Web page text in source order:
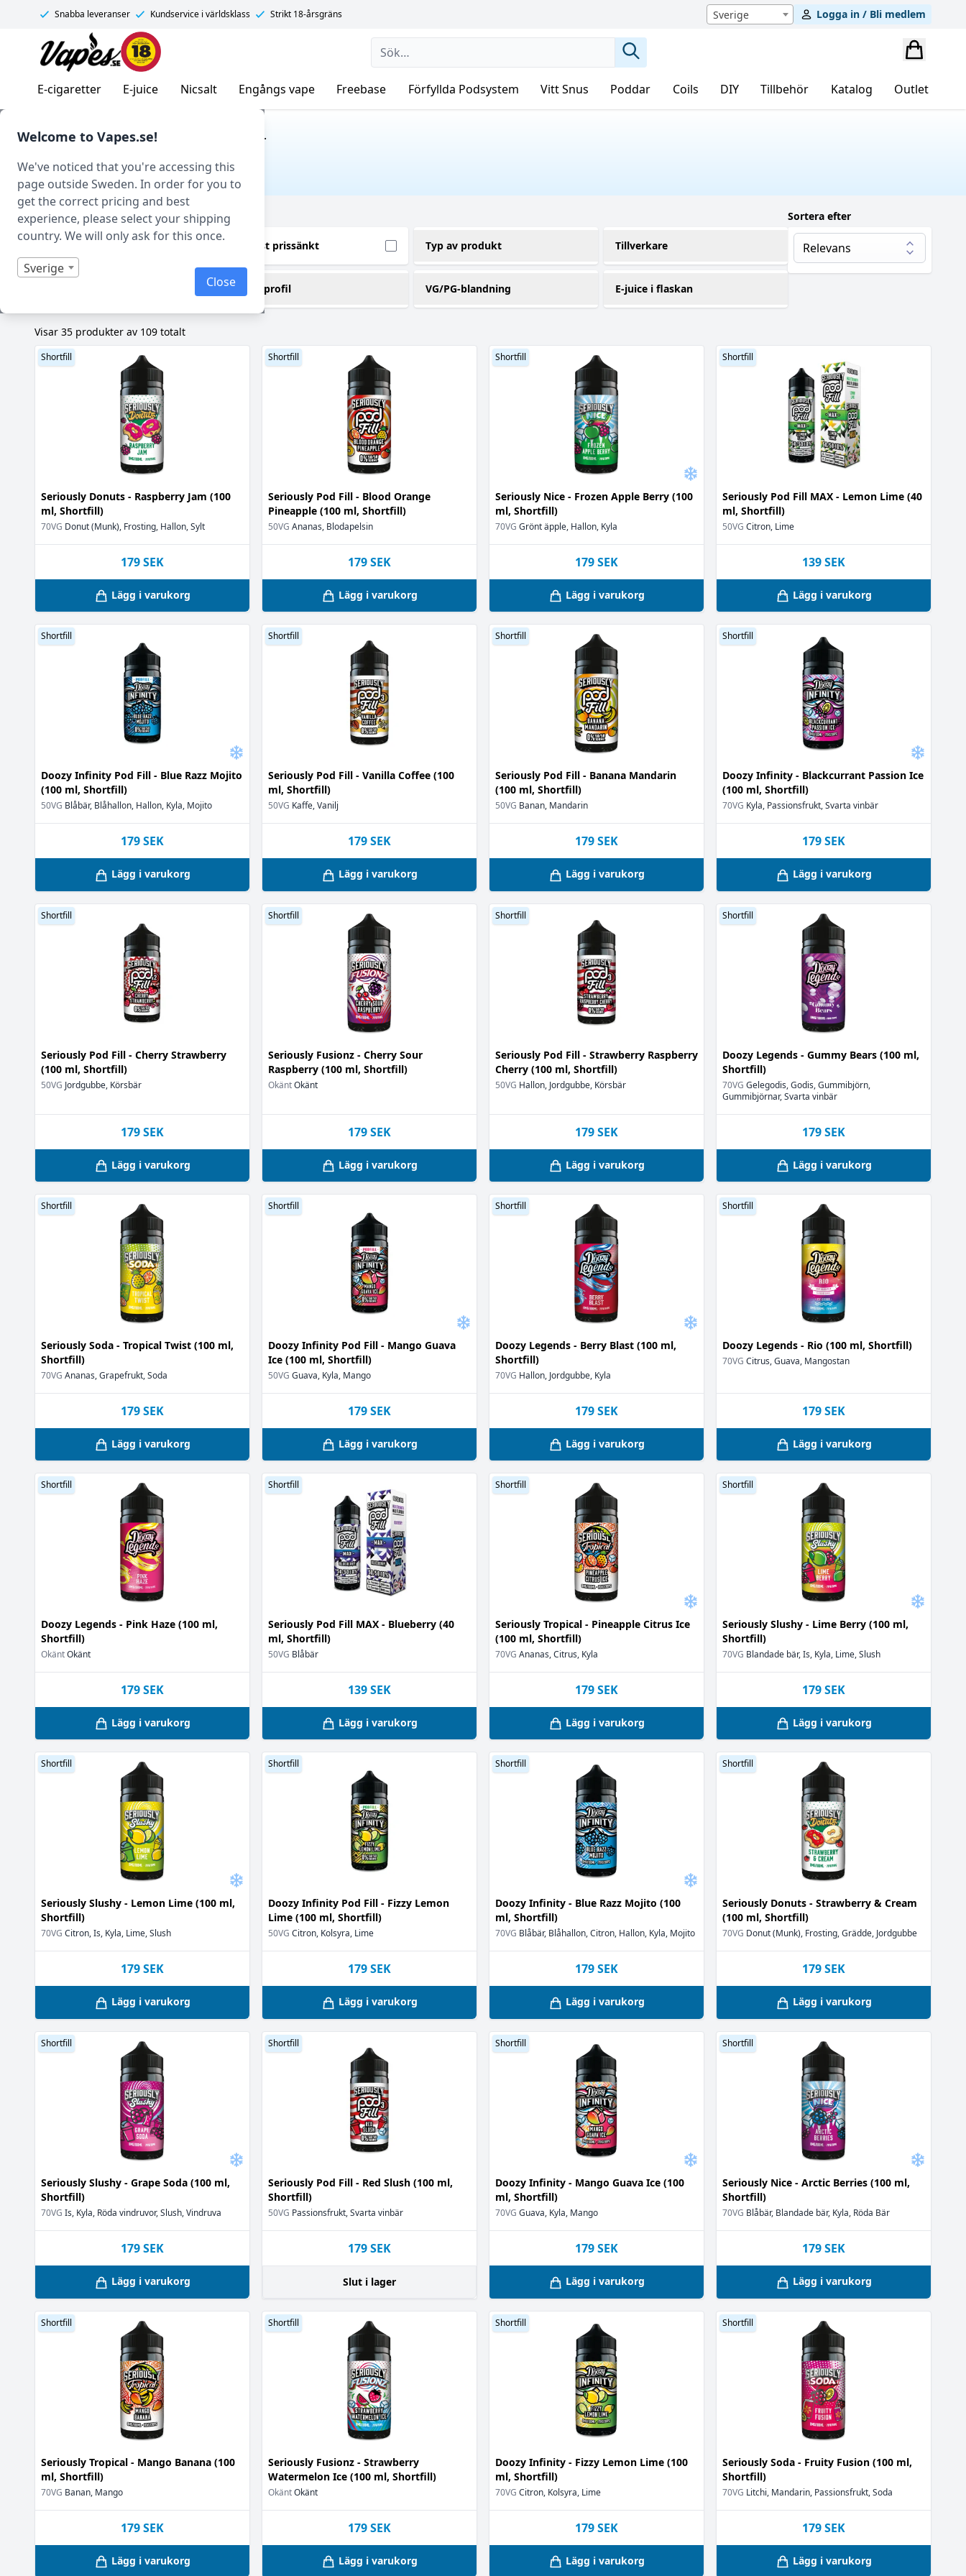
Welcome to Vapes.se!
We've noticed that you're accessing this
page outside Sweden. In order for you to
get the correct pricing and best
experience, please select your shipping
country. We will only ask for this once.
Sverige
Close
Snabba leveranser Kundservice i världsklass Strikt 18-årsgräns Sverige Logga in / Bli medlem
Vapes.se
E-cigaretter E-juice Nicsalt Engångs vape Freebase Förfyllda Podsystem Vitt Snus Poddar Coils DIY Tillbehör Katalog Outlet
Hem/ Produkt Tillverkare / DoozyVape Co.
DOOZYVAPE CO.
Filtrera
Endast i lager Endast prissänkt Typ av produkt Tillverkare
Nej(8)
Okänt
Smakprofil
Apelsin(1)
Bubbelgum(1)
Bubblegum(1)
Choklad(1)
Citron(11)
Cocktail(1)
(5)
Drink(1)
Frosting(5)
Gelegodis
Gräddglass
Gröna Äpplen(1)
Grönt äpple (1)
Guava(6)
Honungsmelon(1)
Is(6)
Jordgubbe
Kolsyra(2)
Kyla (27)
Lemonad(3)
Litchi(3)
Mango(6)
Mangostan
Melon(1)
Persika(1)
Päron(1)
(1)
Sangria(1)
Shisha(2)
Skogsbär(1)
Svarta vinbär (9)
Sylt(2)
Vaniljglass
Vaniljkräm(1)
Vaniljsås
VG/PG-blandning E-juice i flaskan
Sortera efter
Visar 35 produkter av 109 totalt
Seriously Donuts - Raspberry Jam (100
ml, Shortfill)
70VG Donut (Munk), Frosting, Hallon, Sylt
Shortfill
179SEK
Lägg i varukorg
Seriously Pod Fill - Blood Orange
Pineapple (100 ml, Shortfill)
50VG Ananas, Blodapelsin
Shortfill
179SEK
Lägg i varukorg
Seriously Nice - Frozen Apple Berry (100
ml, Shortfill)
70VG Grönt äpple, Hallon, Kyla
Shortfill
179SEK
Lägg i varukorg
Seriously Pod Fill MAX - Lemon Lime (40
ml, Shortfill)
50VG Citron, Lime
Shortfill
139SEK
Lägg i varukorg
Doozy Infinity Pod Fill - Blue Razz Mojito
(100 ml, Shortfill)
50VG Blåbär, Blåhallon, Hallon, Kyla, Mojito
Shortfill
179SEK
Lägg i varukorg
Seriously Pod Fill - Vanilla Coffee (100
ml, Shortfill)
50VG Kaffe, Vanilj
Shortfill
179SEK
Lägg i varukorg
Seriously Pod Fill - Banana Mandarin
(100 ml, Shortfill)
50VG Banan, Mandarin
Shortfill
179SEK
Lägg i varukorg
Doozy Infinity - Blackcurrant Passion Ice
(100 ml, Shortfill)
70VG Kyla, Passionsfrukt, Svarta vinbär
Shortfill
179SEK
Lägg i varukorg
Seriously Pod Fill - Cherry Strawberry
(100 ml, Shortfill)
50VG Jordgubbe, Körsbär
Shortfill
179SEK
Lägg i varukorg
Seriously Fusionz - Cherry Sour
Raspberry (100 ml, Shortfill)
OkäntOkänt
Shortfill
179SEK
Lägg i varukorg
Seriously Pod Fill - Strawberry Raspberry
Cherry (100 ml, Shortfill)
50VG Hallon, Jordgubbe, Körsbär
Shortfill
179SEK
Lägg i varukorg
Doozy Legends - Gummy Bears (100 ml,
Shortfill)
70VG Gelegodis, Godis, Gummibjörn,
Gummibjörnar, Svarta vinbär
Shortfill
179SEK
Lägg i varukorg
Seriously Soda - Tropical Twist (100 ml,
Shortfill)
70VG Ananas, Grapefrukt, Soda
Shortfill
179SEK
Lägg i varukorg
Doozy Infinity Pod Fill - Mango Guava
Ice (100 ml, Shortfill)
50VG Guava, Kyla, Mango
Shortfill
179SEK
Lägg i varukorg
Doozy Legends - Berry Blast (100 ml,
Shortfill)
70VG Hallon, Jordgubbe, Kyla
Shortfill
179SEK
Lägg i varukorg
Doozy Legends - Rio (100 ml, Shortfill)
70VG Citrus, Guava, Mangostan
Shortfill
179SEK
Lägg i varukorg
Doozy Legends - Pink Haze (100 ml,
Shortfill)
OkäntOkänt
Shortfill
179SEK
Lägg i varukorg
Seriously Pod Fill MAX - Blueberry (40
ml, Shortfill)
50VG Blåbär
Shortfill
139SEK
Lägg i varukorg
Seriously Tropical - Pineapple Citrus Ice
(100 ml, Shortfill)
70VG Ananas, Citrus, Kyla
Shortfill
179SEK
Lägg i varukorg
Seriously Slushy - Lime Berry (100 ml,
Shortfill)
70VG Blandade bär, Is, Kyla, Lime, Slush
Shortfill
179SEK
Lägg i varukorg
Seriously Slushy - Lemon Lime (100 ml,
Shortfill)
70VG Citron, Is, Kyla, Lime, Slush
Shortfill
179SEK
Lägg i varukorg
Doozy Infinity Pod Fill - Fizzy Lemon
Lime (100 ml, Shortfill)
50VG Citron, Kolsyra, Lime
Shortfill
179SEK
Lägg i varukorg
Doozy Infinity - Blue Razz Mojito (100
ml, Shortfill)
70VG Blåbär, Blåhallon, Citron, Hallon, Kyla, Mojito
Shortfill
179SEK
Lägg i varukorg
Seriously Donuts - Strawberry & Cream
(100 ml, Shortfill)
70VG Donut (Munk), Frosting, Grädde, Jordgubbe
Shortfill
179SEK
Lägg i varukorg
Seriously Slushy - Grape Soda (100 ml,
Shortfill)
70VG Is, Kyla, Röda vindruvor, Slush, Vindruva
Shortfill
179SEK
Lägg i varukorg
Seriously Pod Fill - Red Slush (100 ml,
Shortfill)
50VG Passionsfrukt, Svarta vinbär
Shortfill
179SEK
Slut i lager
Doozy Infinity - Mango Guava Ice (100
ml, Shortfill)
70VG Guava, Kyla, Mango
Shortfill
179SEK
Lägg i varukorg
Seriously Nice - Arctic Berries (100 ml,
Shortfill)
70VG Blåbär, Blandade bär, Kyla, Röda Bär
Shortfill
179SEK
Lägg i varukorg
Seriously Tropical - Mango Banana (100
ml, Shortfill)
70VG Banan, Mango
Shortfill
179SEK
Lägg i varukorg
Seriously Fusionz - Strawberry
Watermelon Ice (100 ml, Shortfill)
OkäntOkänt
Shortfill
179SEK
Lägg i varukorg
Doozy Infinity - Fizzy Lemon Lime (100
ml, Shortfill)
70VG Citron, Kolsyra, Lime
Shortfill
179SEK
Lägg i varukorg
Seriously Soda - Fruity Fusion (100 ml,
Shortfill)
70VG Litchi, Mandarin, Passionsfrukt, Soda
Shortfill
179SEK
Lägg i varukorg